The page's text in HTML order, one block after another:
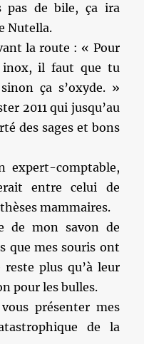
pas de bile, ça ira
Nutella.
la route : « Pour
inox, il faut que tu
ça s’oxyde. »
2011 qui jusqu’au
des sages et bons
expert-comptable,
entre celui de
mammaires.
de mon savon de
que mes souris ont
plus qu’à leur
pour les bulles.
présenter mes
de la